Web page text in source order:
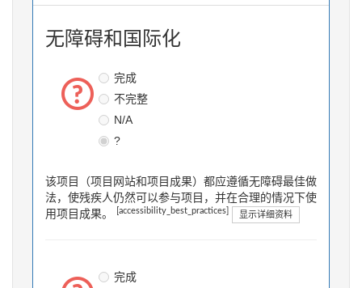
无障碍和国际化
完成
不完整
N/A
?
该项目（项目网站和项目成果）都应遵循无障碍最佳做
法，使残疾人仍然可以参与项目，并在合理的情况下使
用项目成果。
[accessibility_best_practices] 显示详细资料
完成